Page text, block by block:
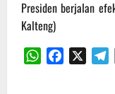
Presiden berjalan
Kalteng)